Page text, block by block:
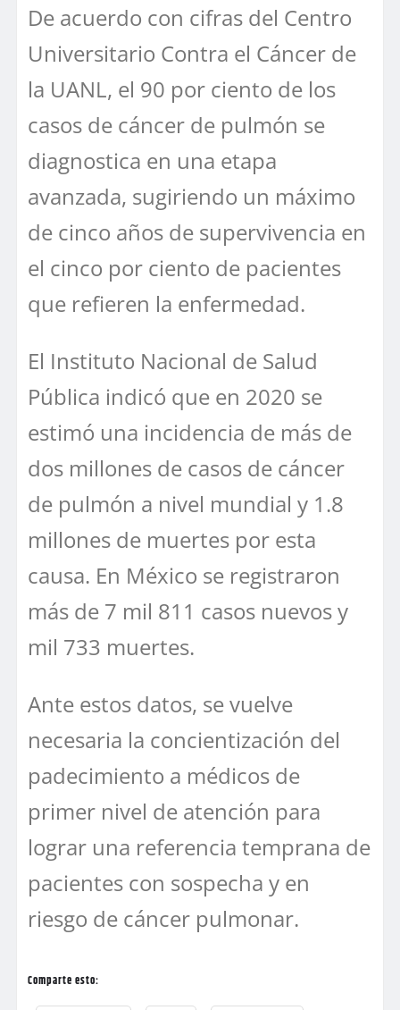
De acuerdo con cifras del Centro
Universitario Contra el Cáncer de
la UANL, el 90 por ciento de los
casos de cáncer de pulmón se
diagnostica en una etapa
avanzada, sugiriendo un máximo
de cinco años de supervivencia en
el cinco por ciento de pacientes
que refieren la enfermedad.
El Instituto Nacional de Salud
Pública indicó que en 2020 se
estimó una incidencia de más de
dos millones de casos de cáncer
de pulmón a nivel mundial y 1.8
millones de muertes por esta
causa. En México se registraron
más de 7 mil 811 casos nuevos y
mil 733 muertes.
Ante estos datos, se vuelve
necesaria la concientización del
padecimiento a médicos de
primer nivel de atención para
lograr una referencia temprana de
pacientes con sospecha y en
riesgo de cáncer pulmonar.
Comparte esto: